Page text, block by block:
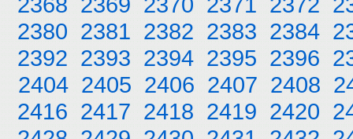
2380 2381 2382 2383 2384
2392 2393 2394 2395 2396
2404 2405 2406 2407 2408
2416 2417 2418 2419 2420